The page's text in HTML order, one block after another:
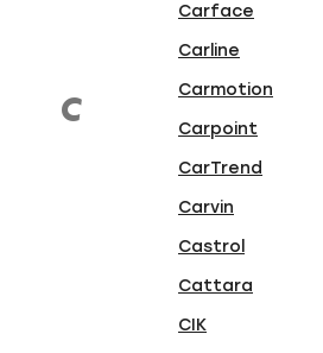
C
Carface
Carline
Carmotion
Carpoint
CarTrend
Carvin
Castrol
Cattara
CIK